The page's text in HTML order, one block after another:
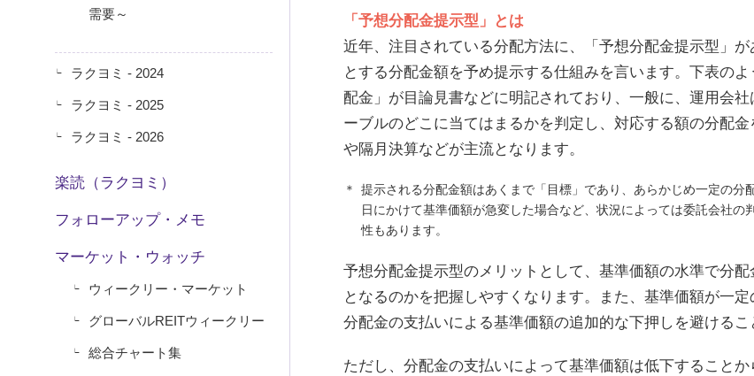
需要～
ラクヨミ - 2024
ラクヨミ - 2025
ラクヨミ - 2026
楽読（ラクヨミ）
フォローアップ・メモ
マーケット・ウォッチ
ウィークリー・マーケット
グローバルREITウィークリー
総合チャート集
「予想分配金提示型」とは
近年、注目されている分配方法に、「予想分配金提示型」
とする分配金額を予め提示する仕組みを言います。下表の
配金」が目論見書などに明記されており、一般に、運用会
ーブルのどこに当てはまるかを判定し、対応する額の分配金
や隔月決算などが主流となります。
提示される分配金額はあくまで「目標」であり、あらかじめ一定の
日にかけて基準価額が急変した場合など、状況によっては委託会社
性もあります。
予想分配金提示型のメリットとして、基準価額の水準で分
となるのかを把握しやすくなります。また、基準価額が一
分配金の支払いによる基準価額の追加的な下押しを避けるこ
ただし、分配金の支払いによって基準価額は低下すること